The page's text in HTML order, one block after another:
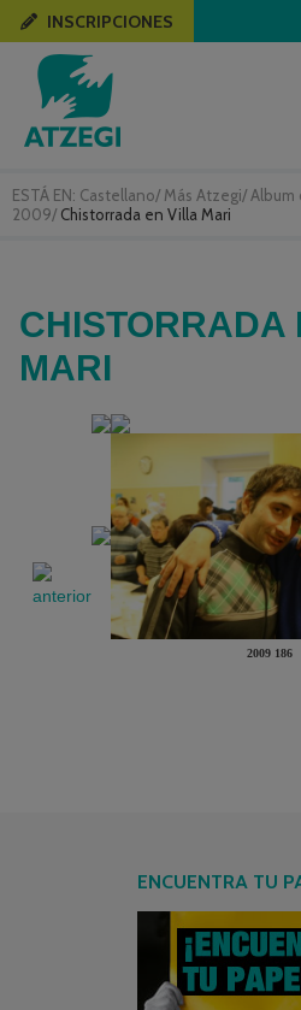
ESTÁ EN: Castellano/ Más Atzegi/ Album
2009/ Chistorrada en Villa Mari
INSCRIPCIONES
CHISTORRADA
MARI
2009 186
ENCUENTRA TU